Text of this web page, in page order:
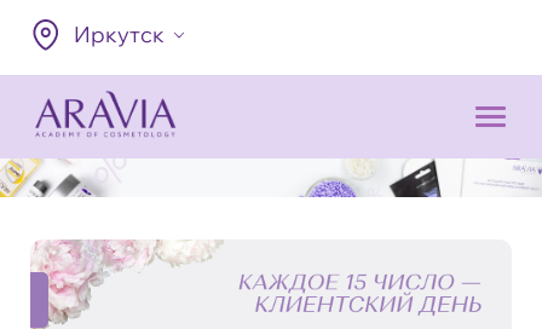
Иркутск